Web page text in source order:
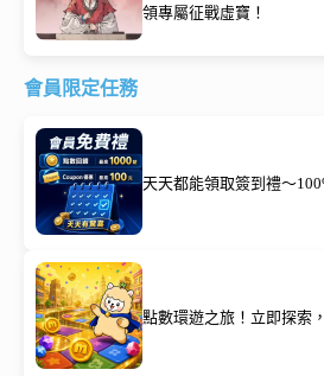
領專屬征戰虛寶！
會員限定任務
天天都能領取簽到禮～
點數環遊之旅！立即探索